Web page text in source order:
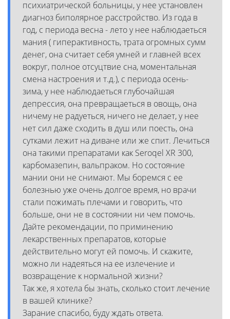
психиатрической больницы, у нее установлен
диагноз биполярное расстройство. Из года в
год, с периода весна - лето у нее наблюдаеться
мания ( гиперактивность, трата огромных сумм
денег, она считает себя умней и главней всех
вокруг, полное отсуцтвие сна, моментальная
смена настроения и т.д.), с периода осень-
зима, у нее наблюдаеться глубочайшая
депрессия, она превращаеться в овощь, она
ничему не радуеться, ничего не делает, у нее
нет сил даже сходить в душ или поесть, она
сутками лежит на диване или же спит. Лечиться
она такими препаратами как Seroqel XR 300,
карбомазепин, вальпраком. Но состояние
мании они не снимают. Мы боремся с ее
болезнью уже очень долгое время, но врачи
стали пожимать плечами и говорить, что
больше, они не в состоянии ни чем помочь.
Дайте рекомендации, по приминению
лекарственных препаратов, которые
действительно могут ей помочь. И скажите,
можно ли надеяться на ее излечение и
возвращение к нормальной жизни?
Так же, я хотела бы знать, сколько стоит лечение
в вашей клинике?
Зарание спасибо, буду ждать ответа.